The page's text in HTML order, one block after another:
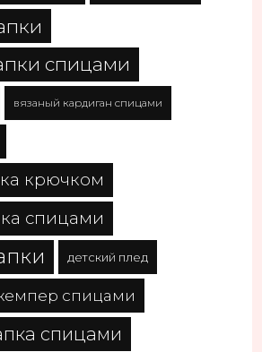
спицами
вязаный кардиган спицами
крючком
спицами
детский плед
спицами
спицами